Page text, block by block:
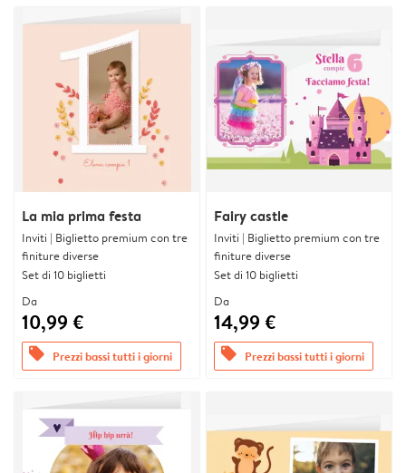
La mia prima festa
Inviti | Biglietto premium con tre
finiture diverse
Set di 10 biglietti
Da
10,99 €
offers Prezzi bassi tutti i giorni
Fairy castle
Inviti | Biglietto premium con tre
finiture diverse
Set di 10 biglietti
Da
14,99 €
offers Prezzi bassi tutti i giorni